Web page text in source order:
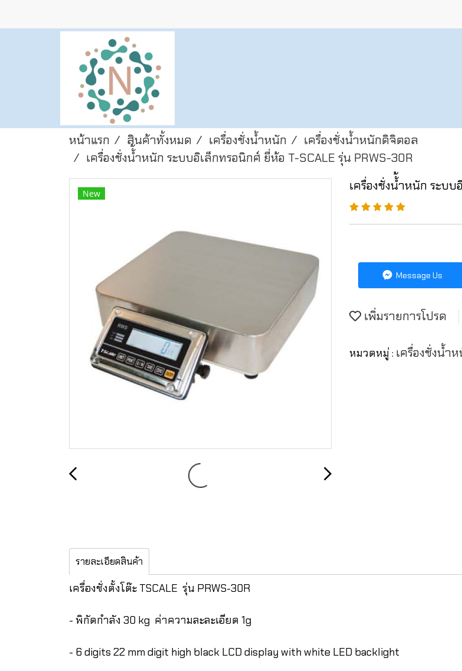
หน้าแรก สินค้าทั้งหมด เครื่องชั่งน้ำหนัก
เครื่องชั่งน้ำหนักดิจิตอล
เครื่องชั่งน้้ำหนัก ระบบอิเล็กทรอนิกศ์ ยี่ห้อ T-SCALE รุ่น PRWS-30R
New
เครื่องชั่งน้้ำหนัก ระบบ
Message Us
เพิ่มรายการโปรด
หมวดหมู่ : เครื่องชั่งน้ำ
รายละเอียดสินค้า
เครื่องชั่งตั้งโต๊ะ TSCALE รุ่น PRWS-30R
- พิกัดกำลัง 30 kg ค่าความละละเอียด 1g
- 6 digits 22 mm digit high black LCD display with white LED backlight